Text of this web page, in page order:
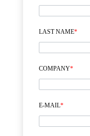
LAST NAME*
COMPANY*
E-MAIL*